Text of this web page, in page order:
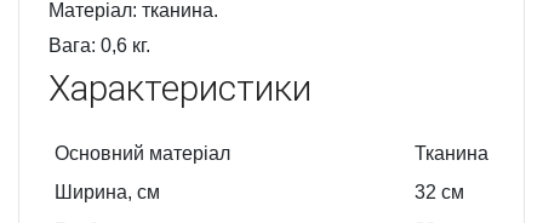
Матеріал: тканина.
Вага: 0,6 кг.
Характеристики
Основний матеріал
Тканина
Ширина, см
32 см